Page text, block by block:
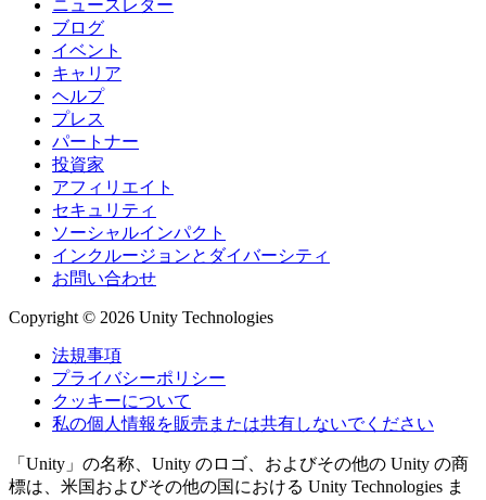
ニュースレター
ブログ
イベント
キャリア
ヘルプ
プレス
パートナー
投資家
アフィリエイト
セキュリティ
ソーシャルインパクト
インクルージョンとダイバーシティ
お問い合わせ
Copyright © 2026 Unity Technologies
法規事項
プライバシーポリシー
クッキーについて
私の個人情報を販売または共有しないでください
「Unity」の名称、Unity のロゴ、およびその他の Unity の商
標は、米国およびその他の国における Unity Technologies ま